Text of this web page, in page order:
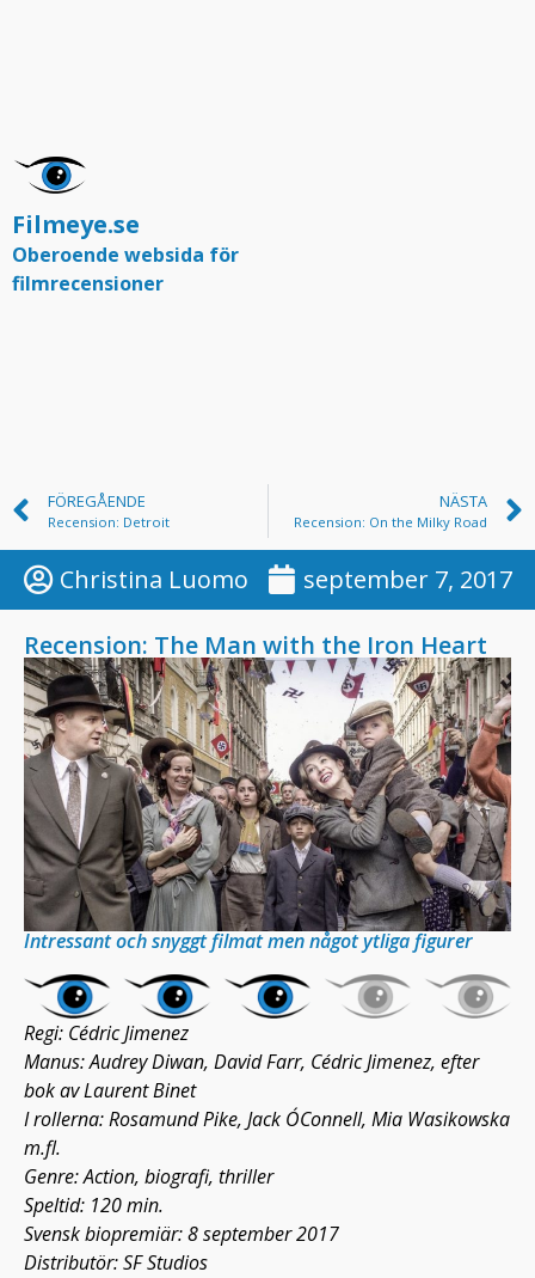
Filmeye.se
Oberoende websida för
filmrecensioner
FÖREGÅENDE
Recension: Detroit
NÄSTA
Recension: On the Milky Road
Christina Luomo september 7, 2017
Recension: The Man with the Iron Heart
Intressant och snyggt filmat men något ytliga figurer
Regi: Cédric Jimenez
Manus: Audrey Diwan, David Farr, Cédric Jimenez, efter
bok av Laurent Binet
I rollerna: Rosamund Pike, Jack O´Connell, Mia Wasikowska
m.fl.
Genre: Action, biografi, thriller
Speltid: 120 min.
Svensk biopremiär: 8 september 2017
Distributör: SF Studios